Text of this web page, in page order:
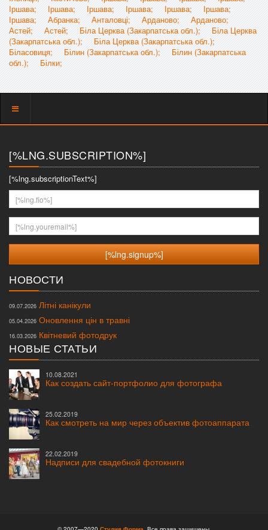
Іршава;
Іршава; Іршава; Іршава; Іршава;
Іршава;
Іршава;
Абранка; Анталовці; Арданово;
Арданово;
Астей;
Астей; Біла Церква (Закарпатська обл.);
Біла Церква
(Закарпатська обл.);
Біла Церква (Закарпатська обл.);
Біласовиця;
Білин (Закарпатська обл.);
Білин (Закарпатська
обл.);
Білки;
Показать
[%LNG.SUBSCRIPTION%]
[%lng.subscriptionText%]
[%lng.fio%]
[%lng.youremail%]
НОВОСТИ
09.07.2026 Літні канікули
05.04.2026 Оновлення цін в травні
16.03.2026 Квітневий фотодрук
НОВЫЕ СТАТЬИ
10.08.2021
Как создать сайт-портфолио для фотографа
25.02.2019
Как смотреть на мир через объектив фотоаппарата
22.02.2019
Надписи для свадебной фотокниги